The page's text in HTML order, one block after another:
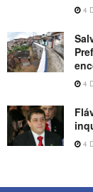
4
4
4